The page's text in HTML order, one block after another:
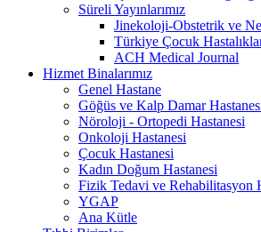
Süreli Yayınlarımız
Jinekoloji-Obstetrik ve
Türkiye Çocuk
ACH Medical Journal
Hizmet Binalarımız
Genel Hastane
Göğüs ve Kalp Damar
Nöroloji - Ortopedi Hastanesi
Onkoloji Hastanesi
Çocuk Hastanesi
Kadın Doğum Hastanesi
Fizik Tedavi ve Rehabilitasyon
YGAP
Ana Kütle